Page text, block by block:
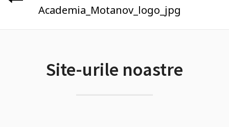
Academia_Motanov_logo_jpg
Site-urile noastre